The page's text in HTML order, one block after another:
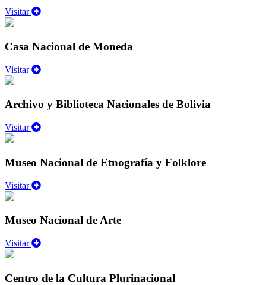
Visitar
Casa Nacional de Moneda
Visitar
Archivo y Biblioteca Nacionales de Bolivia
Visitar
Museo Nacional de Etnografía y Folklore
Visitar
Museo Nacional de Arte
Visitar
Centro de la Cultura Plurinacional